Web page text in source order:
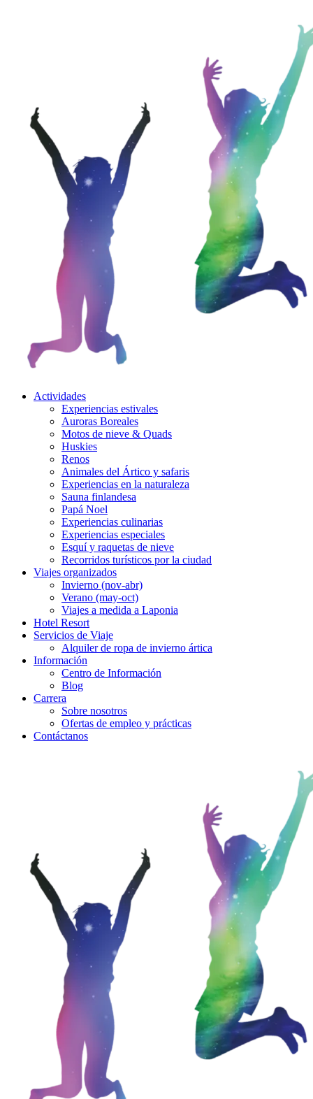
Actividades
Experiencias estivales
Auroras Boreales
Motos de nieve & Quads
Huskies
Renos
Animales del Ártico y safaris
Experiencias en la naturaleza
Sauna finlandesa
Papá Noel
Experiencias culinarias
Experiencias especiales
Esquí y raquetas de nieve
Recorridos turísticos por la ciudad
Viajes organizados
Invierno (nov-abr)
Verano (may-oct)
Viajes a medida a Laponia
Hotel Resort
Servicios de Viaje
Alquiler de ropa de invierno ártica
Información
Centro de Información
Blog
Carrera
Sobre nosotros
Ofertas de empleo y prácticas
Contáctanos